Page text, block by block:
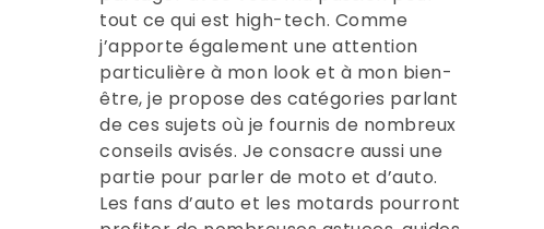
tout ce qui est high-tech. Comme
j’apporte également une attention
particulière à mon look et à mon bien-
être, je propose des catégories parlant
de ces sujets où je fournis de nombreux
conseils avisés. Je consacre aussi une
partie pour parler de moto et d’auto.
Les fans d’auto et les motards pourront